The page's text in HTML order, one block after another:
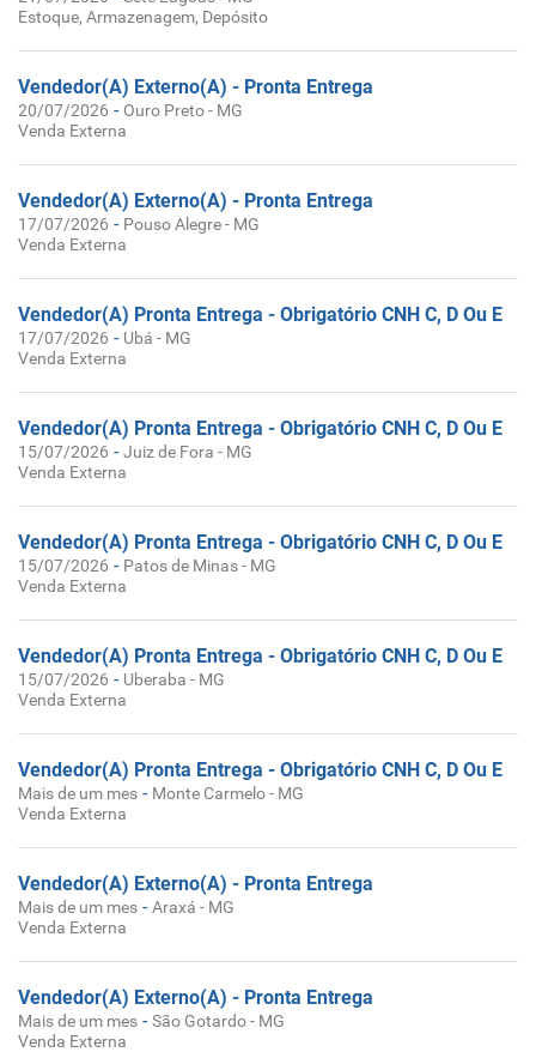
Estoque, Armazenagem, Depósito
Vendedor(A) Externo(A) - Pronta Entrega
20/07/2026 - Ouro Preto - MG
Venda Externa
Vendedor(A) Externo(A) - Pronta Entrega
17/07/2026 - Pouso Alegre - MG
Venda Externa
Vendedor(A) Pronta Entrega - Obrigatório CNH C, D Ou E
17/07/2026 - Ubá - MG
Venda Externa
Vendedor(A) Pronta Entrega - Obrigatório CNH C, D Ou E
15/07/2026 -Juiz de Fora - MG
Venda Externa
Vendedor(A) Pronta Entrega - Obrigatório CNH C, D Ou E
15/07/2026 - Patos de Minas - MG
Venda Externa
Vendedor(A) Pronta Entrega - Obrigatório CNH C, D Ou E
15/07/2026 - Uberaba - MG
Venda Externa
Vendedor(A) Pronta Entrega - Obrigatório CNH C, D Ou E
Mais de um mes - Monte Carmelo - MG
Venda Externa
Vendedor(A) Externo(A) - Pronta Entrega
Mais de um mes -Araxá - MG
Venda Externa
Vendedor(A) Externo(A) - Pronta Entrega
Mais de um mes -São Gotardo - MG
Venda Externa